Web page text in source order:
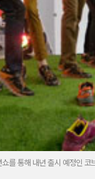
를 통해 내년 출시 예정인